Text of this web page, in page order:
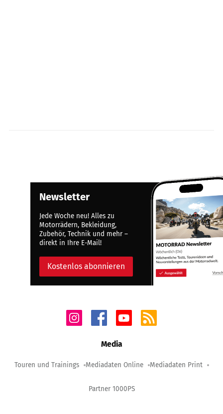
Newsletter
Jede Woche neu! Alles zu
Motorrädern, Bekleidung,
Zubehör, Technik und mehr –
direkt in Ihre E-Mail!
Kostenlos abonnieren
Media
Touren und Trainings Mediadaten Online Mediadaten Print
Partner 1000PS